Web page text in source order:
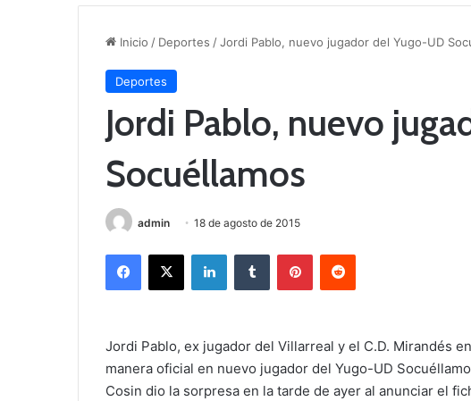
Inicio / Deportes /Jordi Pablo, nuevo jugador del Yugo-UD
Deportes
Jordi Pablo, nuevo
Socuéllamos
admin 18 de agosto de 2015
Jordi Pablo, ex jugador del Villarreal y el C.D. Mirandés
manera oficial en nuevo jugador del Yugo-UD
Cosin dio la sorpresa en la tarde de ayer al anunciar el